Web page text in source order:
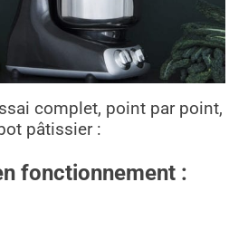
complet, point par point,
pâtissier :
fonctionnement :